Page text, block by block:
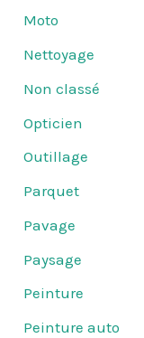
Moto
Nettoyage
Non classé
Opticien
Outillage
Parquet
Pavage
Paysage
Peinture
Peinture auto